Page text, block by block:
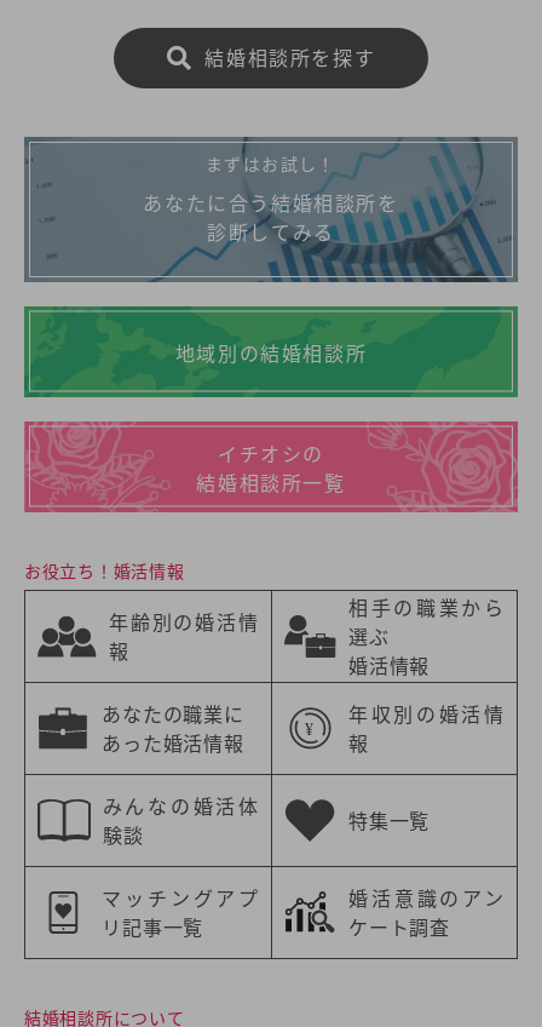
う人は少なくありません。そこで今回は、さいた
ま・大宮・浦和エリアで人気の結婚相談所を20社ま
で絞り、独自の調査で口コミや結婚相談の内容、お
てください。埼玉県のおすすめ結婚相談所はこちら
>> さいたま・大宮・浦和にある結婚相談所20社の
おすすめ人気ランキング【口コミも！】さいたま・
大宮・浦和で人気の結婚相談所20社をランキング形
式で紹介します。- 1位 ツヴァイ【大宮店】- 2位 リ
ングベル- 3位 オーネット【大宮支社】- 4位 サンマ
リエ【大宮サロン】- 5位 パートナーエージェント
結婚相談所を探す
まずはお試し！
あなたに合う結婚相談所を
診断してみる
地域別の結婚相談所
イチオシの
結婚相談所一覧
お役立ち！婚活情報
年齢別の婚活情
報
相手の職業から
選ぶ
婚活情報
あなたの職業に
あった婚活情報
年収別の婚活情
報
みんなの婚活体
験談
特集一覧
マッチングアプ
リ記事一覧
婚活意識のアン
ケート調査
結婚相談所について